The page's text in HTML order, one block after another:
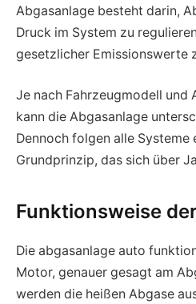
Abgasanlage besteht darin,
Druck im System zu
gesetzlicher Emissionswerte
Je nach Fahrzeugmodell und
kann die Abgasanlage
Dennoch folgen alle Systeme
Grundprinzip, das sich über
Funktionsweise
Die abgasanlage auto
Motor, genauer gesagt am
werden die heißen Abgase